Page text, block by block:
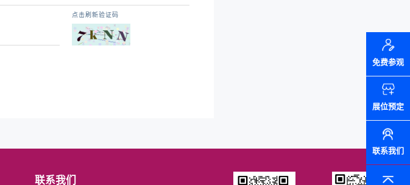
点击刷新验证码
联系我们
免费参观
展位预定
联系我们